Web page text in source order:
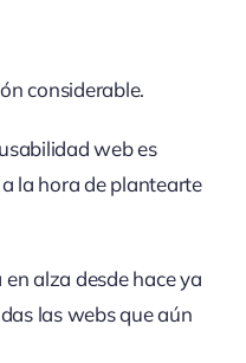
considerable.
web es
la hora de plantearte
alza desde hace ya
las webs que aún